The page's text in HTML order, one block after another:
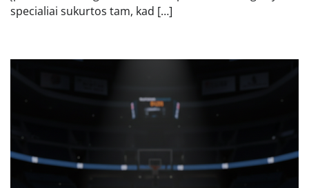
specialiai sukurtos tam, kad […]